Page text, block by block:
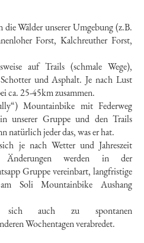
die Wälder unserer Umgebung (z.B.
Forst, Kalchreuther Forst,
auf Trails (schmale Wege),
und Asphalt. Je nach Lust
ca. 25-45km zusammen.
Mountainbike mit Federweg
unserer Gruppe und den Trails
natürlich jeder das, was er hat.
je nach Wetter und Jahreszeit
Änderungen werden in der
Gruppe vereinbart, langfristige
Soli Mountainbike Aushang
sich auch zu spontanen
Wochentagen verabredet.